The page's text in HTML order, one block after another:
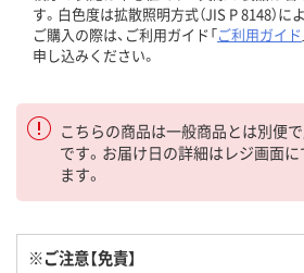
す。白色度は拡散照明方式（JIS P 8148）に
ご購入の際は、ご利用ガイド「ご利用ガイド
申し込みください。
こちらの商品は一般商品とは別便
です。お届け日の詳細はレジ画面
ます。
※ご注意【免責】